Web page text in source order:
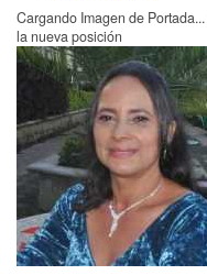
Cargando Imagen de Portada...
la nueva posición